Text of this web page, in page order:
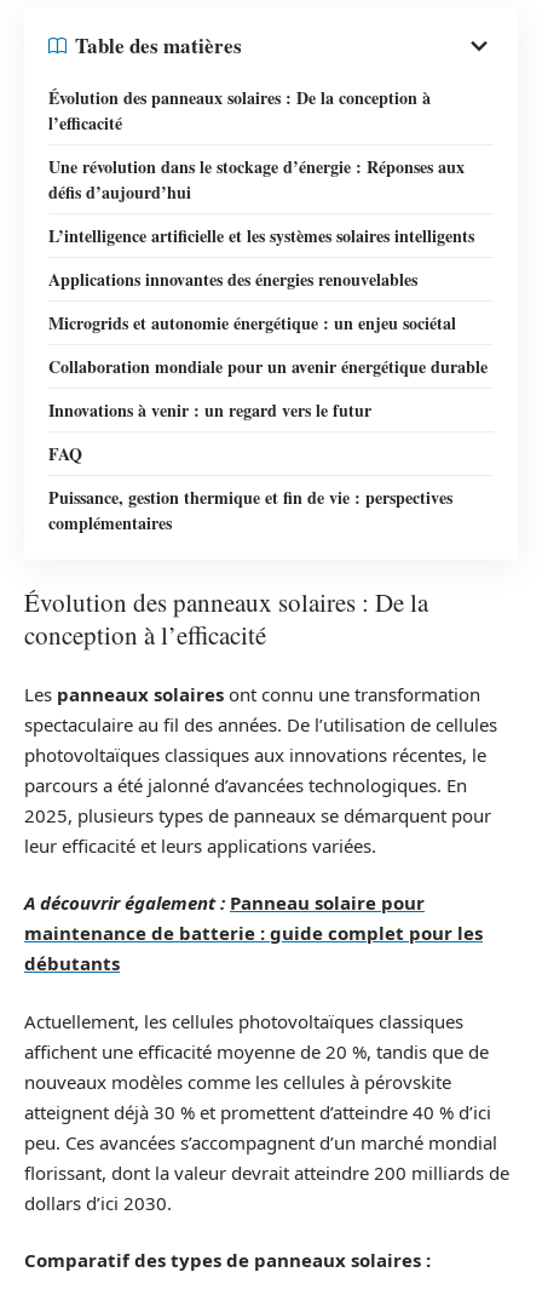
Table des matières
Évolution des panneaux solaires : De la conception à
l’efficacité
Une révolution dans le stockage d’énergie : Réponses aux
défis d’aujourd’hui
L’intelligence artificielle et les systèmes solaires intelligents
Applications innovantes des énergies renouvelables
Microgrids et autonomie énergétique : un enjeu sociétal
Collaboration mondiale pour un avenir énergétique durable
Innovations à venir : un regard vers le futur
FAQ
Puissance, gestion thermique et fin de vie : perspectives
complémentaires
Évolution des panneaux solaires : De la
conception à l’efficacité
Les panneaux solaires ont connu une transformation
spectaculaire au fil des années. De l’utilisation de cellules
photovoltaïques classiques aux innovations récentes, le
parcours a été jalonné d’avancées technologiques. En
2025, plusieurs types de panneaux se démarquent pour
leur efficacité et leurs applications variées.
A découvrir également : Panneau solaire pour
maintenance de batterie : guide complet pour les
débutants
Actuellement, les cellules photovoltaïques classiques
affichent une efficacité moyenne de 20 %, tandis que de
nouveaux modèles comme les cellules à pérovskite
atteignent déjà 30 % et promettent d’atteindre 40 % d’ici
peu. Ces avancées s’accompagnent d’un marché mondial
florissant, dont la valeur devrait atteindre 200 milliards de
dollars d’ici 2030.
Comparatif des types de panneaux solaires :